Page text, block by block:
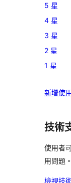
0
個
5
星
使
者
5 星
0
個
4
星
用
論
4 星
0
個
3
使
評
論
3 星
1
個
星
用
者
評
論
2 星
0
1
使
者
評
1 星
新增使
技術
使用者
用問題。
檢視技